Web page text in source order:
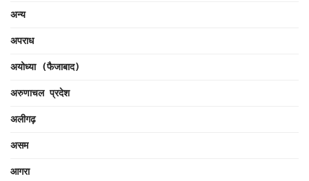
अन्य
अपराध
अयोध्या (फैजाबाद)
अरुणाचल प्रदेश
अलीगढ़
असम
आगरा